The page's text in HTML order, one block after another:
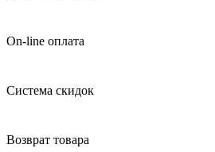
On-line оплата
Система скидок
Возврат товара